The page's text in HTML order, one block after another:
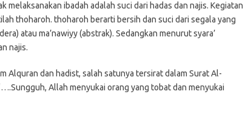
melaksanakan ibadah adalah suci dari hadas dan najis. Kegiatan
thoharoh. thoharoh berarti bersih dan suci dari segala yang
atau ma’nawiyy (abstrak). Sedangkan menurut syara’
najis.
Alquran dan hadist, salah satunya tersirat dalam Surat Al-
Allah menyukai orang yang tobat dan menyukai